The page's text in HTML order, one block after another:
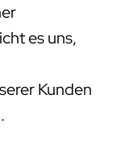
es uns,
Kunden